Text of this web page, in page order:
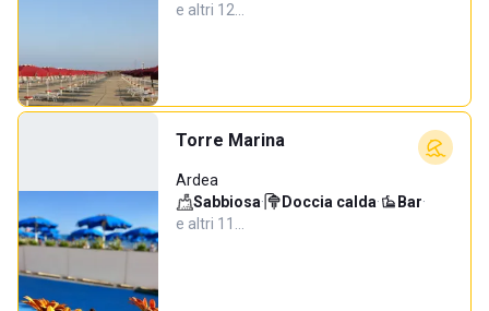
e altri 12…
Torre Marina
Ardea
Sabbiosa· Doccia calda· Bar·
e altri 11…